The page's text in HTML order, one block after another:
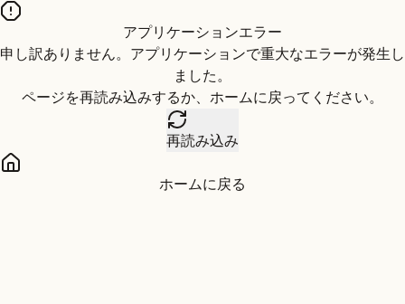
アプリケーションエラー
申し訳ありません。アプリケーションで重大なエラーが発生し
ました。
ページを再読み込みするか、ホームに戻ってください。
再読み込み
ホームに戻る